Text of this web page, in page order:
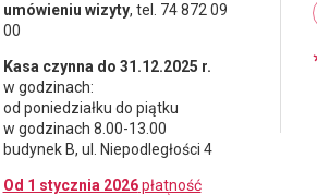
umówieniu wizyty, tel. 74 872 09
00
Kasa czynna do 31.12.2025 r.
w godzinach:
od poniedziałku do piątku
w godzinach 8.00-13.00
budynek B, ul. Niepodległości 4
Od 1 stycznia 2026płatność